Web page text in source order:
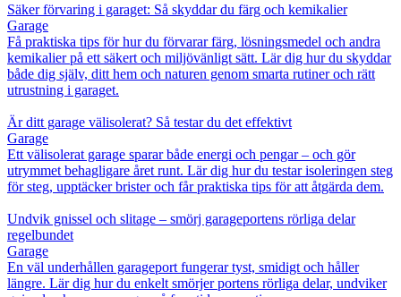
Säker förvaring i garaget: Så skyddar du färg och kemikalier
Garage
Få praktiska tips för hur du förvarar färg, lösningsmedel och andra
kemikalier på ett säkert och miljövänligt sätt. Lär dig hur du skyddar
både dig själv, ditt hem och naturen genom smarta rutiner och rätt
utrustning i garaget.
Är ditt garage välisolerat? Så testar du det effektivt
Garage
Ett välisolerat garage sparar både energi och pengar – och gör
utrymmet behagligare året runt. Lär dig hur du testar isoleringen steg
för steg, upptäcker brister och får praktiska tips för att åtgärda dem.
Undvik gnissel och slitage – smörj garageportens rörliga delar
regelbundet
Garage
En väl underhållen garageport fungerar tyst, smidigt och håller
längre. Lär dig hur du enkelt smörjer portens rörliga delar, undviker